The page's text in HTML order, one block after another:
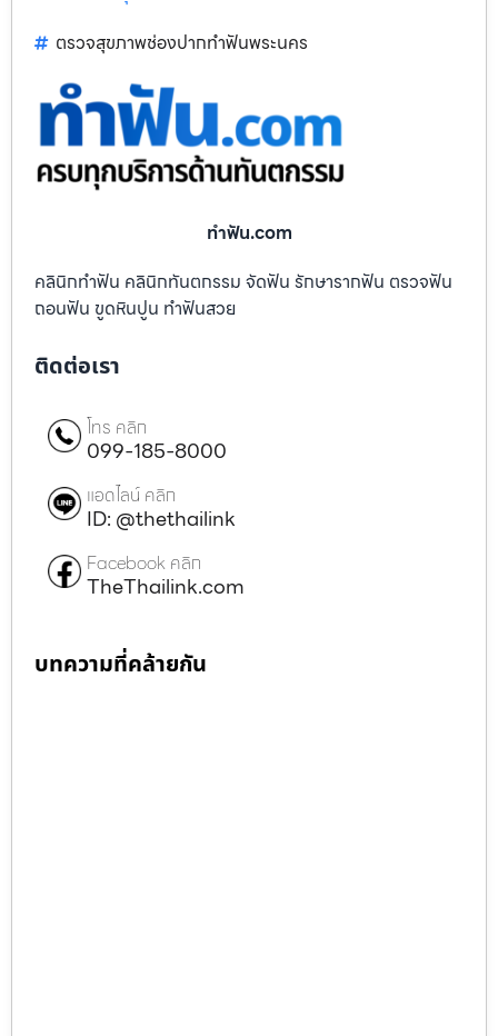
ตรวจสุขภาพช่องปากทำฟันพระนคร
ทําฟัน.com
คลินิกทำฟัน คลินิกทันตกรรม จัดฟัน รักษารากฟัน ตรวจฟัน
ถอนฟัน ขูดหินปูน ทำฟันสวย
ติดต่อเรา
โทร คลิก
099-185-8000
แอดไลน์ คลิก
ID: @thethailink
Facebook คลิก
TheThailink.com
บทความที่คล้ายกัน